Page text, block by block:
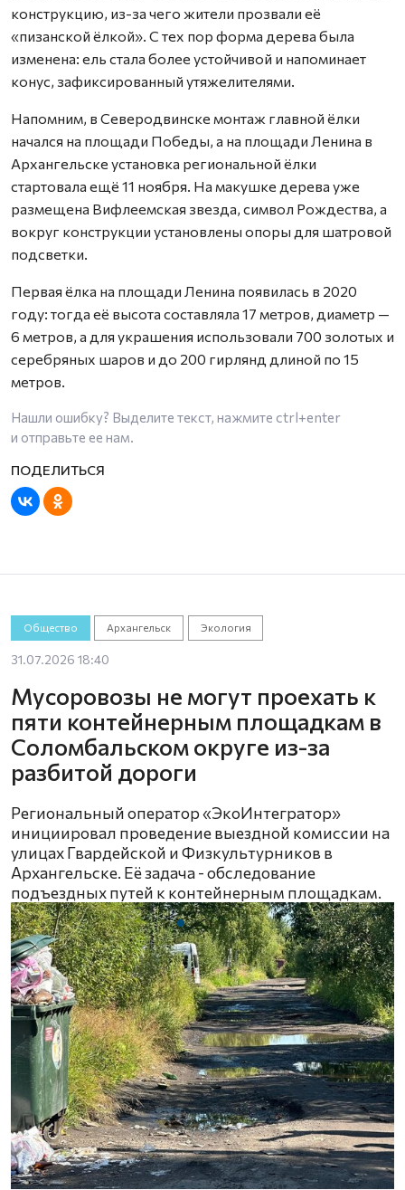
конструкцию, из-за чего жители прозвали её
«пизанской ёлкой». С тех пор форма дерева была
изменена: ель стала более устойчивой и напоминает
конус, зафиксированный утяжелителями.
Напомним, в Северодвинске монтаж главной ёлки
начался на площади Победы, а на площади Ленина в
Архангельске установка региональной ёлки
стартовала ещё 11 ноября. На макушке дерева уже
размещена Вифлеемская звезда, символ Рождества, а
вокруг конструкции установлены опоры для шатровой
подсветки.
Первая ёлка на площади Ленина появилась в 2020
году: тогда её высота составляла 17 метров, диаметр —
6 метров, а для украшения использовали 700 золотых и
серебряных шаров и до 200 гирлянд длиной по 15
метров.
Нашли ошибку? Выделите текст, нажмите ctrl+enter
и отправьте ее нам.
Общество Архангельск Экология
31.07.2026 18:40
Мусоровозы не могут проехать к
пяти контейнерным площадкам в
Соломбальском округе из-за
разбитой дороги
Региональный оператор «ЭкоИнтегратор»
инициировал проведение выездной комиссии на
улицах Гвардейской и Физкультурников в
Архангельске. Её задача - обследование
подъездных путей к контейнерным площадкам.